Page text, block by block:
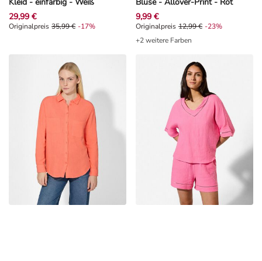
29,99 €
Originalpreis 35,99 €, Rabat -17%
Originalpreis 35,99 € -17%
9,99 €
Originalpreis 12,99 €, Rabat -23%
Originalpreis 12,99 € -23%
+2 weitere Farben